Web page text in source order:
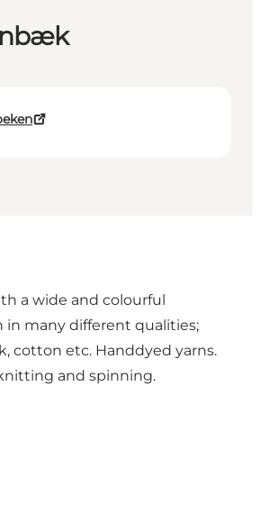
a wide and colourful
in many different qualities;
cotton etc. Handdyed yarns.
and spinning.